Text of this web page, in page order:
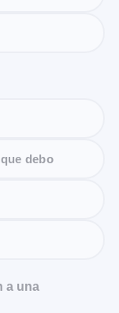
debo
a una